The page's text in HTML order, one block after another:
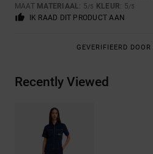
MAAT MATERIAAL: 5/5 KLEUR: 5/5
IK RAAD DIT PRODUCT AAN
GEVERIFIEERD DOOR
Recently Viewed